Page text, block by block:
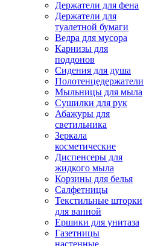
Держатели для фена
Держатели для
туалетной бумаги
Ведра для мусора
Карнизы для
поддонов
Сидения для душа
Полотенцедержатели
Мыльницы для мыла
Сушилки для рук
Абажуры для
светильника
Зеркала
косметические
Диспенсеры для
жидкого мыла
Корзины для белья
Салфетницы
Текстильные шторки
для ванной
Ершики для унитаза
Газетницы
настенные